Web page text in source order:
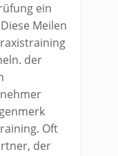
ein
Meilen
der
Oft
der